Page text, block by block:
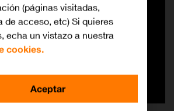
(páginas visitadas,
de acceso, etc) Si quieres
echa un vistazo a nuestra
cookies.
Aceptar